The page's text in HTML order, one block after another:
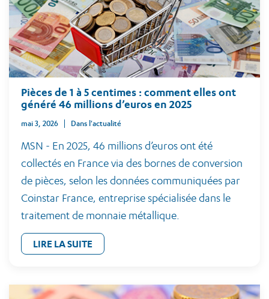
Pièces de 1 à 5 centimes : comment elles ont
généré 46 millions d’euros en 2025
mai 3, 2026 Dans l'actualité
MSN - En 2025, 46 millions d’euros ont été
collectés en France via des bornes de conversion
de pièces, selon les données communiquées par
Coinstar France, entreprise spécialisée dans le
traitement de monnaie métallique.
LIRE LA SUITE